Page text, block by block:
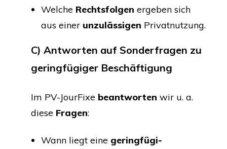
Wel­che Rechts­fol­gen erge­ben sich
aus einer unzu­läs­si­gen Privatnutzung.
C) Ant­wor­ten auf Son­der­fra­gen zu
gering­fü­gi­ger Beschäftigung
Im PV-Jour­Fi­xe beant­wor­ten wir u. a.
die­se Fra­gen:
Wann liegt eine gering­fü­gi­